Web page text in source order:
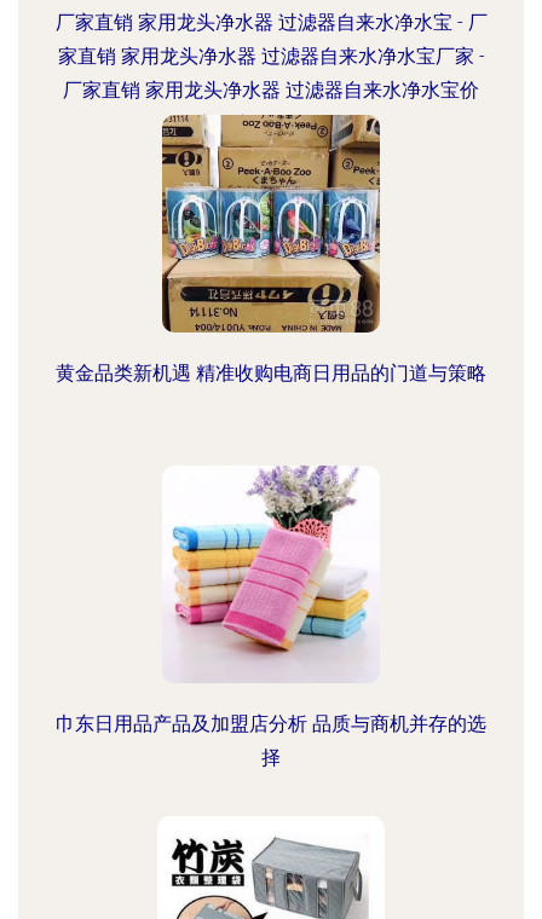
厂家直销 家用龙头净水器 过滤器自来水净水宝 - 厂
家直销 家用龙头净水器 过滤器自来水净水宝厂家 -
厂家直销 家用龙头净水器 过滤器自来水净水宝价
格 - 义乌市开拓日用品厂 -
黄金品类新机遇 精准收购电商日用品的门道与策略
巾东日用品产品及加盟店分析 品质与商机并存的选
择